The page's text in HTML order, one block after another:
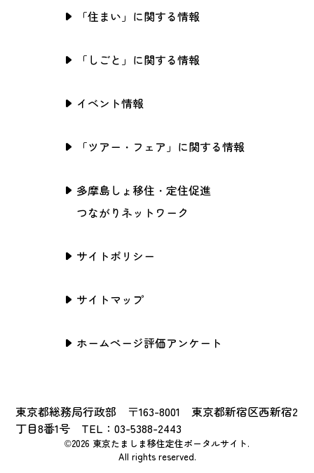
「住まい」に関する情報
「しごと」に関する情報
イベント情報
「ツアー・フェア」に関する情報
多摩島しょ移住・定住促進
つながりネットワーク
サイトポリシー
サイトマップ
ホームページ評価アンケート
東京都総務局行政部 〒163-8001 東京都新宿区西新宿2
丁目8番1号 TEL：03-5388-2443
©2026 東京たましま移住定住ポータルサイト.
All rights reserved.